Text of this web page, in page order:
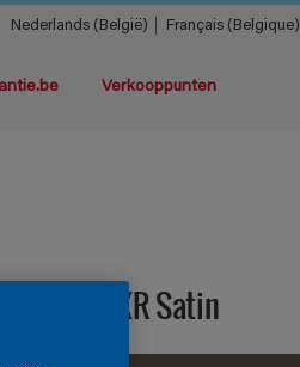
Nederlands (België) Français (Belgique)
Verkooppunten
XR Satin